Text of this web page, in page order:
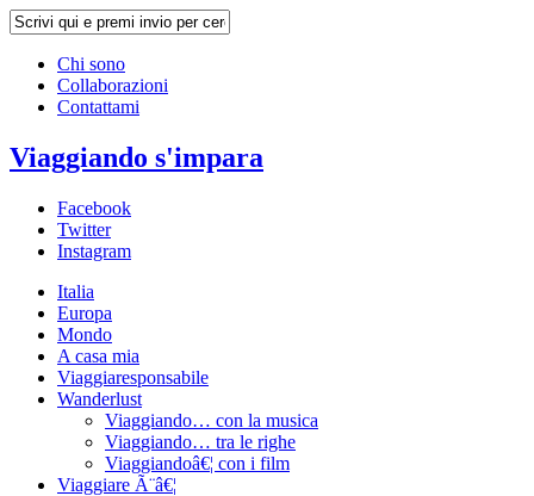
Chi sono
Collaborazioni
Contattami
Viaggiando s'impara
Facebook
Twitter
Instagram
Italia
Europa
Mondo
A casa mia
Viaggiaresponsabile
Wanderlust
Viaggiando… con la musica
Viaggiando… tra le righe
Viaggiandoâ€¦ con i film
Viaggiare Ã¨â€¦